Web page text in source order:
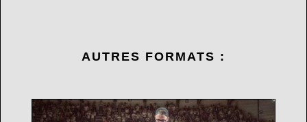
AUTRES FORMATS :